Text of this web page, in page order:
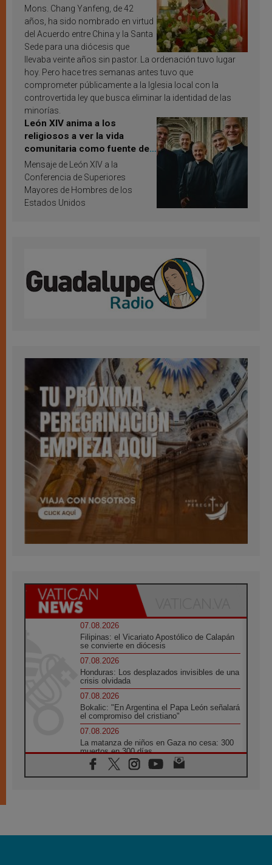
Mons. Chang Yanfeng, de 42
años, ha sido nombrado en virtud
del Acuerdo entre China y la Santa
Sede para una diócesis que
llevaba veinte años sin pastor. La ordenación tuvo lugar
hoy. Pero hace tres semanas antes tuvo que
comprometer públicamente a la Iglesia local con la
controvertida ley que busca eliminar la identidad de las
minorías.
León XIV anima a los
religiosos a ver la vida
comunitaria como fuente de
inspiración y santificación
Mensaje de León XIV a la
Conferencia de Superiores
Mayores de Hombres de los
Estados Unidos
07.08.2026
Filipinas: el Vicariato Apostólico de Calapán
se convierte en diócesis
07.08.2026
Honduras: Los desplazados invisibles de una
crisis olvidada
07.08.2026
Bokalic: "En Argentina el Papa León señalará
el compromiso del cristiano"
07.08.2026
La matanza de niños en Gaza no cesa: 300
muertos en 300 días
07.08.2026
Tagle: La guerra desfigura el mundo, solo la